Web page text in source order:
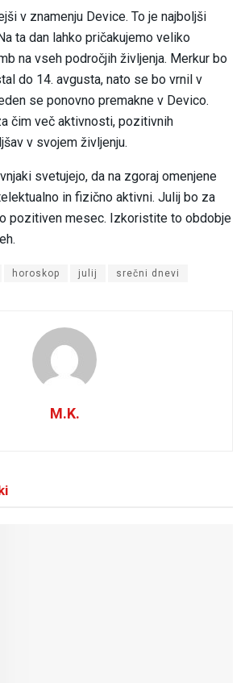
v znamenju Device. To je najboljši
ta dan lahko pričakujemo veliko
na vseh področjih življenja. Merkur bo
do 14. avgusta, nato se bo vrnil v
se ponovno premakne v Devico.
čim več aktivnosti, pozitivnih
v svojem življenju.
svetujejo, da na zgoraj omenjene
in fizično aktivni. Julij bo za
pozitiven mesec. Izkoristite to obdobje
horoskop julij srečni dnevi
M.K.